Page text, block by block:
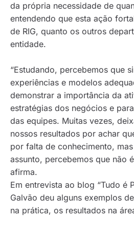
da própria necessidade de
entendendo que esta ação
de RIG, quanto os outros
entidade.
“Estudando, percebemos que
experiências e modelos
demonstrar a importância da
estratégias dos negócios e
das equipes. Muitas vezes,
nossos resultados por achar
por falta de conhecimento,
assunto, percebemos que não
afirma.
Em entrevista ao blog “Tudo é
Galvão deu alguns exemplos
na prática, os resultados na